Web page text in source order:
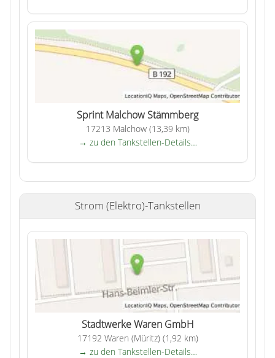
Sprint Malchow Stämmberg
17213 Malchow (13,39 km)
→ zu den Tankstellen-Details…
Strom (Elektro)-Tankstellen
Stadtwerke Waren GmbH
17192 Waren (Müritz) (1,92 km)
→ zu den Tankstellen-Details…